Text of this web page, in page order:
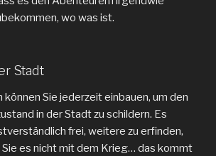
wo was ist.
Stadt
können Sie jederzeit einbauen, um den
in der Stadt zu schildern. Es
frei, weitere zu erfinden,
es nicht mit dem Krieg… das kommt